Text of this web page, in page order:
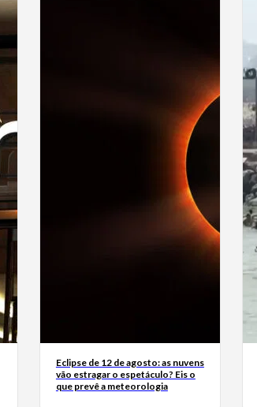
Eclipse de 12 de agosto: as nuvens
vão estragar o espetáculo? Eis o
que prevê a meteorologia